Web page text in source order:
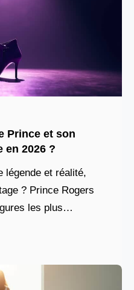
Prince et son
en 2026 ?
légende et réalité,
? Prince Rogers
les plus